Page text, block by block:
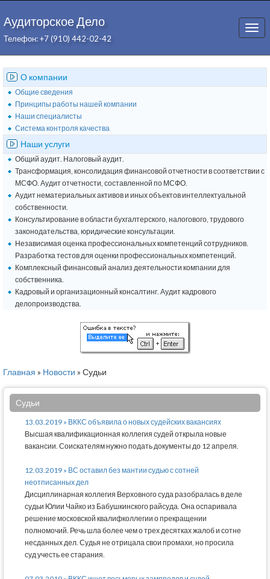
Аудиторское Дело
Телефон: +7 (910) 442-02-42
О компании
Общие сведения
Принципы работы нашей компании
Наши специалисты
Система контроля качества
Наши услуги
Общий аудит. Налоговый аудит.
Трансформация, консолидация финансовой отчетности в соответствии с
МСФО. Аудит отчетности, составленной по МСФО.
Аудит нематериальных активов и иных объектов интеллектуальной
собственности.
Консультирование в области бухгалтерского, налогового, трудового
законодательства, юридические консультации.
Независимая оценка профессиональных компетенций сотрудников.
Разработка тестов для оценки профессиональных компетенций.
Комплексный финансовый анализ деятельности компании для
собственника.
Кадровый и организационный консалтинг. Аудит кадрового
делопроизводства.
Главная » Новости » Судьи
Судьи
13.03.2019 » ВККС объявила о новых судейских вакансиях
Высшая квалификационная коллегия судей открыла новые
вакансии. Соискателям нужно подать документы до 12 апреля.
12.03.2019 » ВС оставил без мантии судью с сотней
неотписанных дел
Дисциплинарная коллегия Верховного суда разобралась в деле
судьи Юлии Чайко из Бабушкинского райсуда. Она оспаривала
решение московской квалифколлегии о прекращении
полномочий. Речь шла более чем о трех десятках жалоб и сотне
несданных дел. Судья не отрицала свои промахи, но просила
суд учесть ее старания.